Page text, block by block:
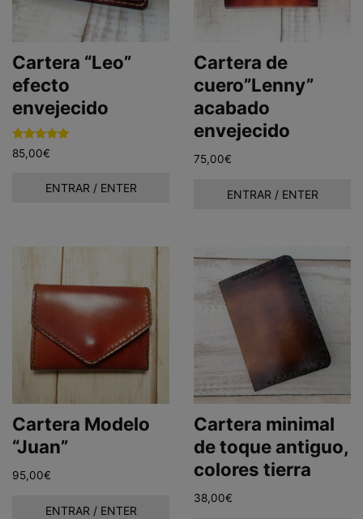
Cartera “Leo”
efecto
envejecido
Valorado con
5.00
85,00€
ENTRAR / ENTER
Cartera de
cuero”Lenny”
acabado
envejecido
75,00€
ENTRAR / ENTER
Cartera Modelo
“Juan”
95,00€
ENTRAR / ENTER
Cartera minimal
de toque antiguo,
colores tierra
38,00€